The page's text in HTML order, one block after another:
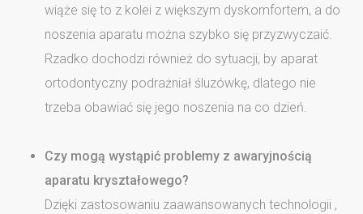
wiąże się to z kolei z większym dyskomfortem, a do
noszenia aparatu można szybko się przyzwyczaić.
Rzadko dochodzi również do sytuacji, by aparat
ortodontyczny podrażniał śluzówkę, dlatego nie
trzeba obawiać się jego noszenia na co dzień.
Czy mogą wystąpić problemy z awaryjnością
aparatu kryształowego?
Dzięki zastosowaniu zaawansowanych technologii ,